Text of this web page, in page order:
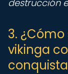
destrucción
3.
vikinga